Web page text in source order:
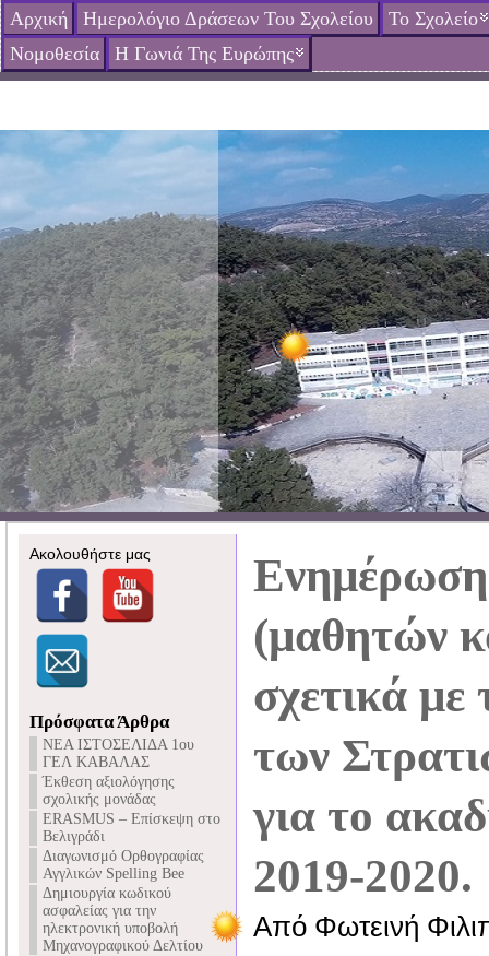
Αρχική Ημερολόγιο Δράσεων Του Σχολείου
Το Σχολείο
Νομοθεσία
Η Γωνιά Της Ευρώπης
Ακολουθήστε μας
Πρόσφατα Άρθρα
NEA ΙΣΤΟΣΕΛΙΔΑ 1ου
ΓΕΛ ΚΑΒΑΛΑΣ
Έκθεση αξιολόγησης
σχολικής μονάδας
ERASMUS – Επίσκεψη στο
Βελιγράδι
Διαγωνισμό Ορθογραφίας
Αγγλικών Spelling Bee
Δημιουργία κωδικού
ασφαλείας για την
ηλεκτρονική υποβολή
Μηχανογραφικού Δελτίου
(μαθητών
σχετικά με
των
για το
2019-2020.
Από Φωτεινή